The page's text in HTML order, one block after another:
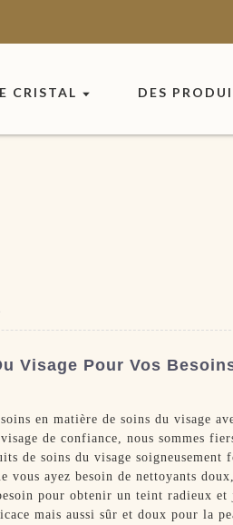
CRISTAL DES
Visage Pour Vos
en matière de soins du visage
de confiance, nous sommes
de soins du visage soigneusement
ayez besoin de nettoyants
pour obtenir un teint radieux
mais aussi sûr et doux pour la